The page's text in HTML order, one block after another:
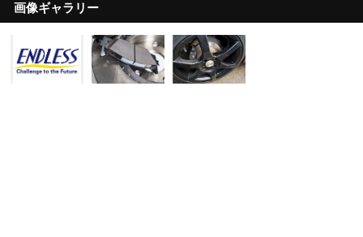
画像ギャラリー